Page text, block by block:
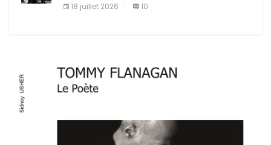
18 juillet 2026 10